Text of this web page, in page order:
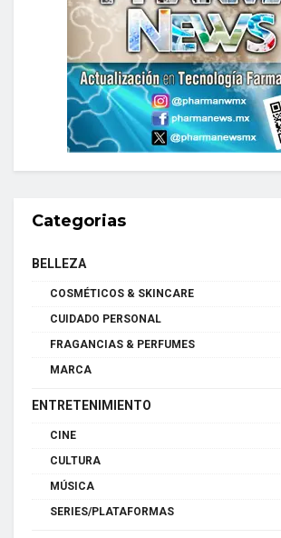
Categorias
BELLEZA
COSMÉTICOS & SKINCARE
CUIDADO PERSONAL
FRAGANCIAS & PERFUMES
MARCA
ENTRETENIMIENTO
CINE
CULTURA
MÚSICA
SERIES/PLATAFORMAS